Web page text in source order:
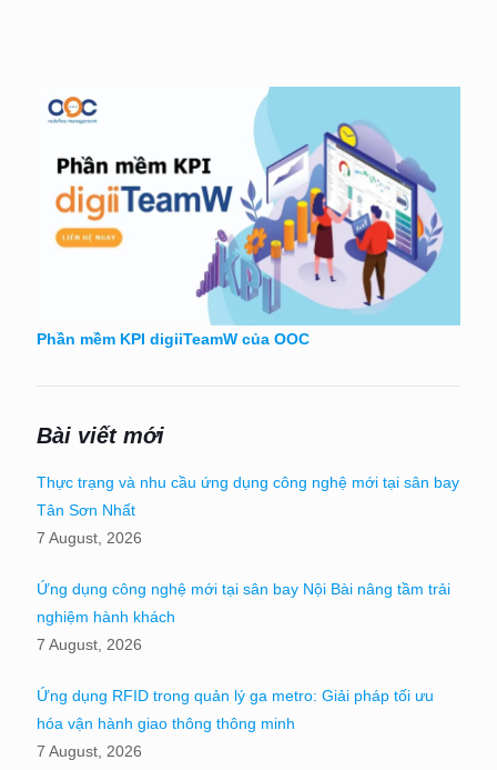
Phần mềm KPI digiiTeamW của OOC
Bài viết mới
Thực trạng và nhu cầu ứng dụng công nghệ mới tại sân bay
Tân Sơn Nhất
7 August, 2026
Ứng dụng công nghệ mới tại sân bay Nội Bài nâng tầm trải
nghiệm hành khách
7 August, 2026
Ứng dụng RFID trong quản lý ga metro: Giải pháp tối ưu
hóa vận hành giao thông thông minh
7 August, 2026